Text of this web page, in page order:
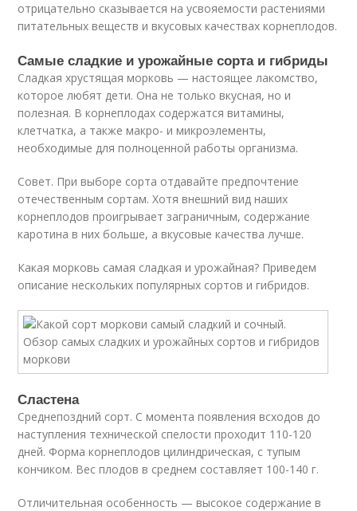
отрицательно сказывается на усвояемости растениями
питательных веществ и вкусовых качествах корнеплодов.
Самые сладкие и урожайные сорта и гибриды
Сладкая хрустящая морковь — настоящее лакомство,
которое любят дети. Она не только вкусная, но и
полезная. В корнеплодах содержатся витамины,
клетчатка, а также макро- и микроэлементы,
необходимые для полноценной работы организма.
Совет. При выборе сорта отдавайте предпочтение
отечественным сортам. Хотя внешний вид наших
корнеплодов проигрывает заграничным, содержание
каротина в них больше, а вкусовые качества лучше.
Какая морковь самая сладкая и урожайная? Приведем
описание нескольких популярных сортов и гибридов.
Сластена
Среднепоздний сорт. С момента появления всходов до
наступления технической спелости проходит 110-120
дней. Форма корнеплодов цилиндрическая, с тупым
кончиком. Вес плодов в среднем составляет 100-140 г.
Отличительная особенность — высокое содержание в